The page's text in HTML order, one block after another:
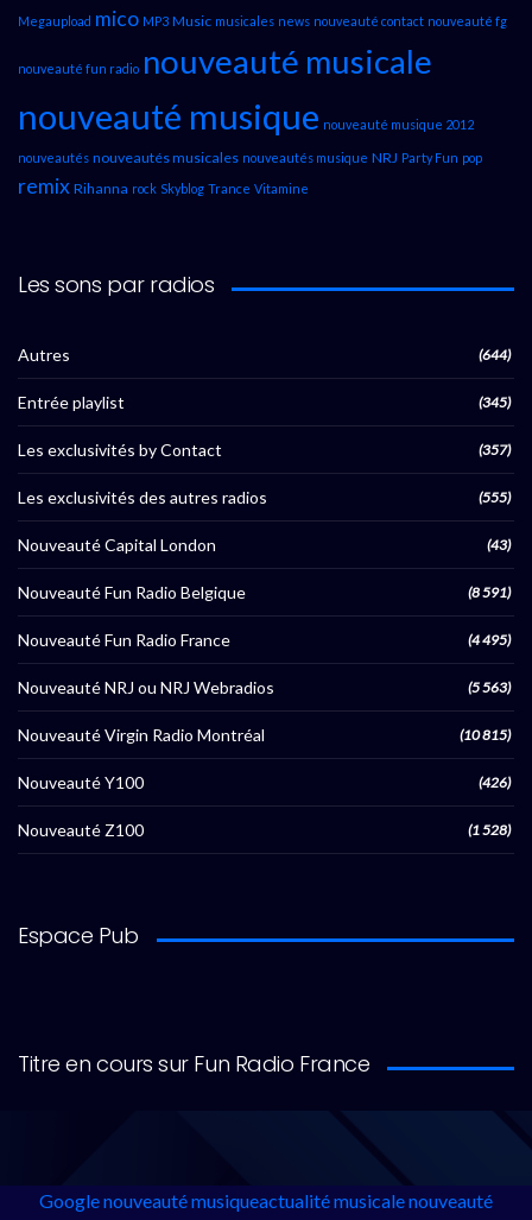
Megaupload mico MP3 Music musicales news nouveauté contact nouveauté fg
nouveauté fun radio nouveauté musicale
nouveauté musique nouveauté musique 2012
nouveautés nouveautés musicales nouveautés musique NRJ Party Fun pop
remix Rihanna rock Skyblog Trance Vitamine
Les sons par radios
Autres (644)
Entrée playlist (345)
Les exclusivités by Contact (357)
Les exclusivités des autres radios (555)
Nouveauté Capital London (43)
Nouveauté Fun Radio Belgique (8 591)
Nouveauté Fun Radio France (4 495)
Nouveauté NRJ ou NRJ Webradios (5 563)
Nouveauté Virgin Radio Montréal (10 815)
Nouveauté Y100 (426)
Nouveauté Z100 (1 528)
Espace Pub
Titre en cours sur Fun Radio France
Googlenouveauté musiqueactualité musicalenouveauté